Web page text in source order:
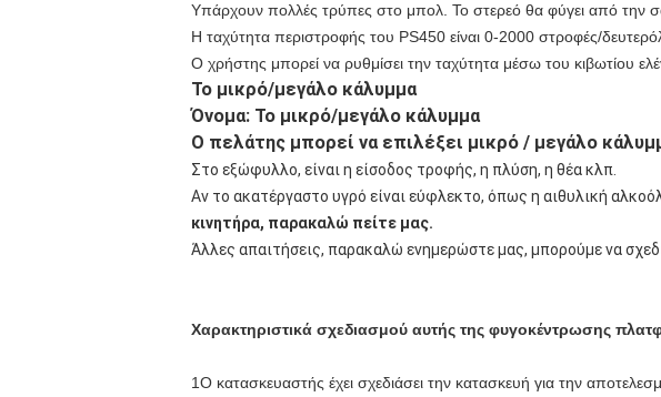
Υπάρχουν πολλές τρύπες στο μπολ. Το στερεό θα φύγει από την
Η ταχύτητα περιστροφής του PS450 είναι 0-2000 στροφές/
Ο χρήστης μπορεί να ρυθμίσει την ταχύτητα μέσω του κιβωτίου
Το μικρό/μεγάλο κάλυμμα
Όνομα: Το μικρό/μεγάλο κάλυμμα
Ο πελάτης μπορεί να επιλέξει μικρό / μεγάλο
Στο εξώφυλλο, είναι η είσοδος τροφής, η πλύση, η θέα κλπ.
Αν το ακατέργαστο υγρό είναι εύφλεκτο, όπως η αιθυλική
κινητήρα, παρακαλώ πείτε μας.
Άλλες απαιτήσεις, παρακαλώ ενημερώστε μας, μπορούμε να
Χαρακτηριστικά σχεδιασμού αυτής της φυγοκέντρωσης
1Ο κατασκευαστής έχει σχεδιάσει την κατασκευή για την